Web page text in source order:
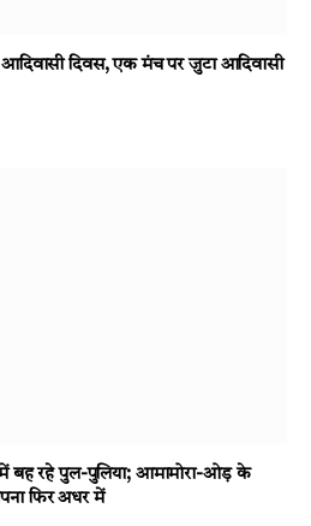
आदिवासी दिवस, एक मंच पर जुटा आदिवासी
बह रहे पुल-पुलिया; आमामोरा-ओड़ के
फिर अधर में